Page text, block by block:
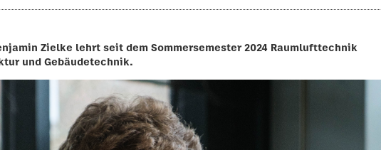
Benjamin Zielke lehrt seit dem Sommersemester 2024 Raumlufttechnik
und Gebäudetechnik.